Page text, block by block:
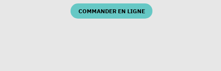
COMMANDER EN LIGNE